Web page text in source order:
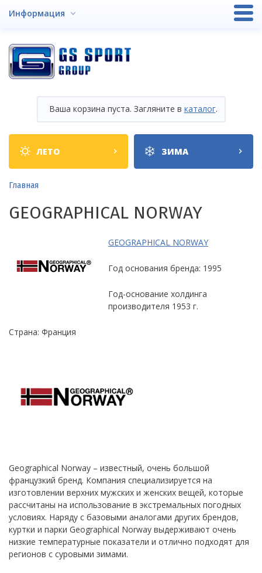
Информация
Ваша корзина пуста. Загляните в каталог.
Shop
categories
ЛЕТО ЗИМА
Строка
навигации
Главная
GEOGRAPHICAL NORWAY
GEOGRAPHICAL NORWAY
Год основания бренда: 1995
Год-основание холдинга
производителя 1953 г.
Страна: Франция
Geographical Norway – известный, очень большой
французкий бренд. Компания специализируется на
изготовлении верхних мужских и женских вещей, которые
рассчитаны на использование в экстремальных погодных
условиях. Наряду с базовыми аналогами других брендов,
куртки и парки Geographical Norway выдерживают очень
низкие температурные показатели и отлично подходят для
регионов с суровыми зимами.